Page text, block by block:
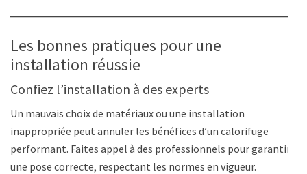
Les bonnes pratiques pour une
installation réussie
Confiez l’installation à des experts
Un mauvais choix de matériaux ou une installation
inappropriée peut annuler les bénéfices d’un calorifuge
performant. Faites appel à des professionnels pour garantir
une pose correcte, respectant les normes en vigueur.